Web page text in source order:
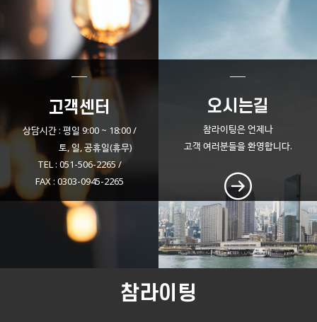
고객센터
상담시간 : 평일 9:00 ~ 18:00 /
토, 일, 공휴일(휴무)
TEL : 051-506-2265 /
FAX : 0303-0945-2265
오시는길
참라이팅은 언제나
고객 여러분들을 환영합니다.
참라이팅